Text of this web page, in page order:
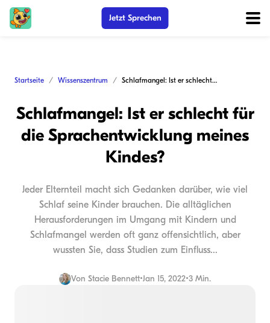
Jetzt Sprechen
Startseite Wissenszentrum Schlafmangel: Ist er schlecht für die Sprachentwicklung meines Kindes?
Schlafmangel: Ist er schlecht für
die Sprachentwicklung meines
Kindes?
Jeder Elternteil macht sich Gedanken darüber, wie viel
Schlaf seine Kinder brauchen. Die alltäglichen
Herausforderungen im Umgang mit Kindern und
Schlafmangel werden oft ganz offensichtlich, aber
wussten Sie, dass Studien zum Einfluss...
Von Stacie Bennett•Jan 15, 2022•3 Min.